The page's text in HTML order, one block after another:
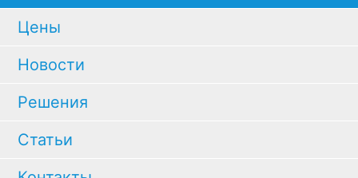
Цены
Новости
Решения
Статьи